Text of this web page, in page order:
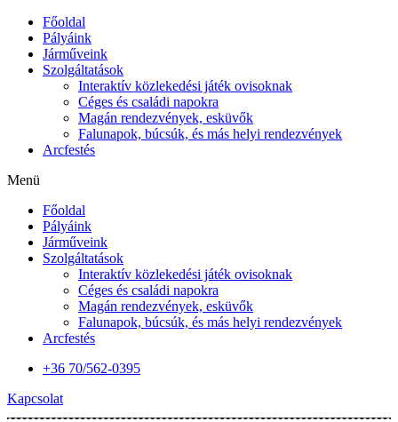
Főoldal
Pályáink
Járműveink
Szolgáltatások
Interaktív közlekedési játék ovisoknak
Céges és családi napokra
Magán rendezvények, esküvők
Falunapok, búcsúk, és más helyi rendezvények
Arcfestés
Menü
Főoldal
Pályáink
Járműveink
Szolgáltatások
Interaktív közlekedési játék ovisoknak
Céges és családi napokra
Magán rendezvények, esküvők
Falunapok, búcsúk, és más helyi rendezvények
Arcfestés
+36 70/562-0395
Kapcsolat